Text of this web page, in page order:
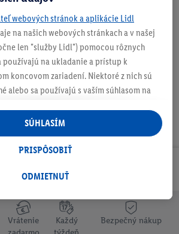
Odoberaj Newsletter!
Vrátenie
Každý
Bezpečný nákup
webových stránok a aplikácie Lidl
na našich webových stránkach a v našej
len "služby Lidl") pomocou rôznych
na ukladanie a prístup k
koncovom zariadení. Niektoré z nich sú
alebo sa používajú s vaším súhlasom na
v rámci služieb Lidl aj mimo nich. Ak
Lidl Plus, na tieto účely sa spracúvajú
správania v obchode.
účet Lidl Plus alebo sa prihlásite do svojho
online identifikátor z e-mailovej adresy,
sme vás mohli rozpoznať v službách
ODMIETNUŤ
PRISPÔSOBIŤ
SÚHLASÍM